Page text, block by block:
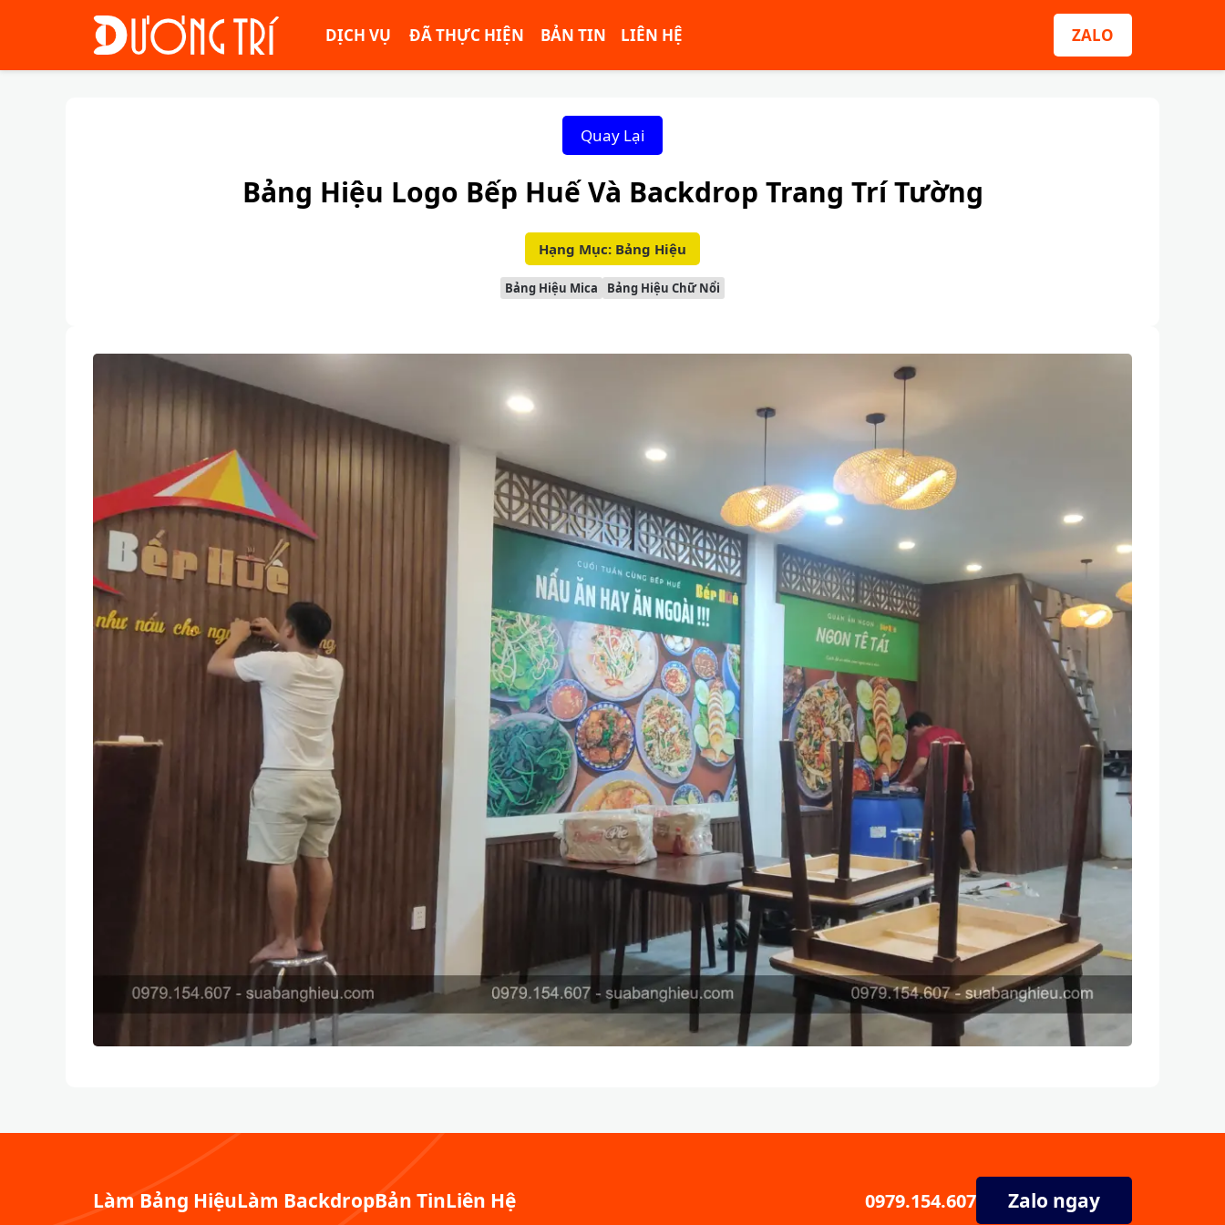
DỊCH VỤ ĐÃ THỰC HIỆN BẢN TIN LIÊN HỆ ZALO
Quay Lại
Bảng Hiệu Logo Bếp Huế Và Backdrop Trang Trí Tường
Hạng Mục: Bảng Hiệu
Bảng Hiệu Mica Bảng Hiệu Chữ Nổi
Làm Bảng HiệuLàm BackdropBản TinLiên Hệ 0979.154.607 Zalo ngay